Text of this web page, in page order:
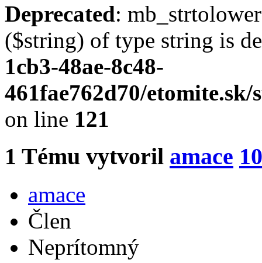
Deprecated:
($string) of type string is
1cb3-48ae-8c48-
461fae762d70/
on line 121
1 Tému vytvoril amace
amace
Člen
Neprítomný